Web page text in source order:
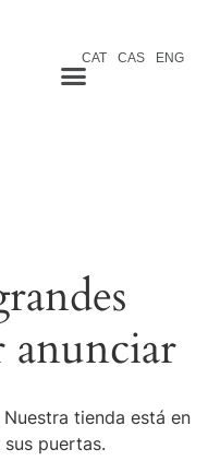
CAT CAS ENG
anunciar
tienda está en
puertas.